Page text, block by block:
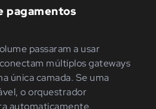
pagamentos
passaram a usar
múltiplos gateways
única camada. Se uma
o orquestrador
automaticamente,